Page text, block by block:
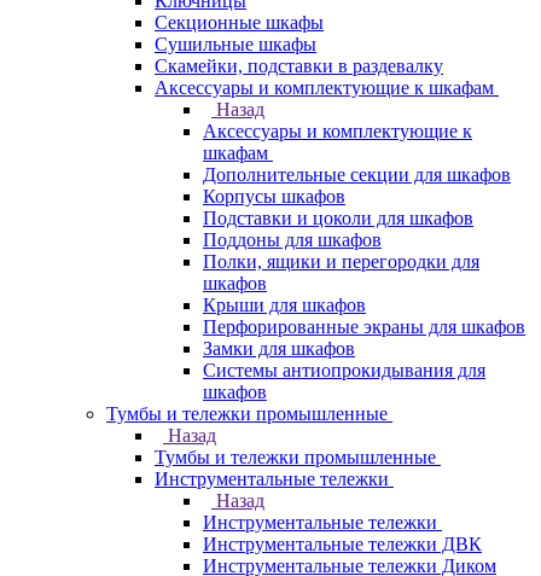
Секционные шкафы
Сушильные шкафы
Скамейки, подставки в раздевалку
Аксессуары и комплектующие к шкафам
Назад
Аксессуары и комплектующие к
шкафам
Дополнительные секции для шкафов
Корпусы шкафов
Подставки и цоколи для шкафов
Поддоны для шкафов
Полки, ящики и перегородки для
шкафов
Крыши для шкафов
Перфорированные экраны для шкафов
Замки для шкафов
Системы антиопрокидывания для
шкафов
Тумбы и тележки промышленные
Назад
Тумбы и тележки промышленные
Инструментальные тележки
Назад
Инструментальные тележки
Инструментальные тележки ДВК
Инструментальные тележки Диком